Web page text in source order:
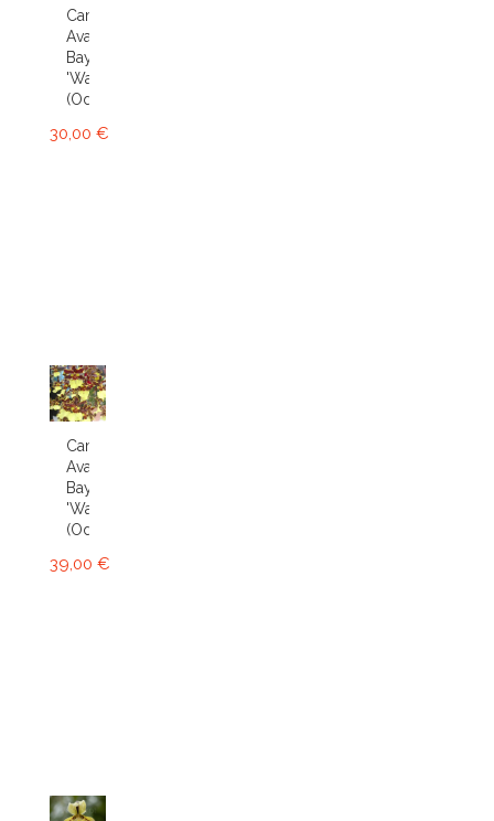
Cambria
Avalon
Bay
'Wasp'
(Odcdm.)
30,00 €
Cambria
Avalon
Bay
'Wasp'
(Odcdm.)
39,00 €